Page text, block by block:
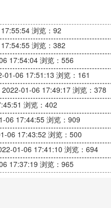
浏览：92
浏览：382
17:54:04 浏览：556
01-06 17:51:13 浏览：161
2022-01-06 17:49:17 浏览：378
浏览：402
06 17:44:55浏览：909
06 17:43:52 浏览：500
01-06 17:41:10 浏览：694
17:37:19 浏览：965